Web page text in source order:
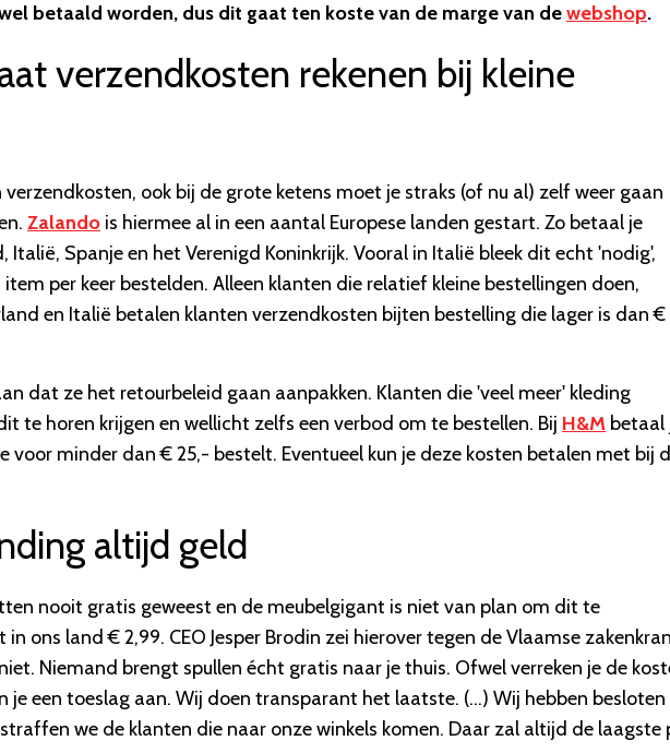
betaald worden, dus dit gaat ten koste van de marge van dewebshop.
verzendkosten rekenen bij kleine
verzendkosten, ook bij de grote ketens moet je straks (of nu al) zelf weer gaan
Zalando is hiermee al in een aantal Europese landen gestart. Zo betaal je
Spanje en het Verenigd Koninkrijk. Vooral in Italië bleek dit echt 'nodig',
per keer bestelden. Alleen klanten die relatief kleine bestellingen doen,
en Italië betalen klanten verzendkosten bijten bestelling die lager is dan €
dat ze het retourbeleid gaan aanpakken. Klanten die 'veel meer' kleding
te horen krijgen en wellicht zelfs een verbod om te bestellen. Bij H&M betaal
voor minder dan € 25,- bestelt. Eventueel kun je deze kosten betalen met bij
altijd geld
nooit gratis geweest en de meubelgigant is niet van plan om dit te
ons land € 2,99. CEO Jesper Brodin zei hierover tegen de Vlaamse
Niemand brengt spullen écht gratis naar je thuis. Ofwel verreken je de
je een toeslag aan. Wij doen transparant het laatste. (…) Wij hebben
we de klanten die naar onze winkels komen. Daar zal altijd de laagste